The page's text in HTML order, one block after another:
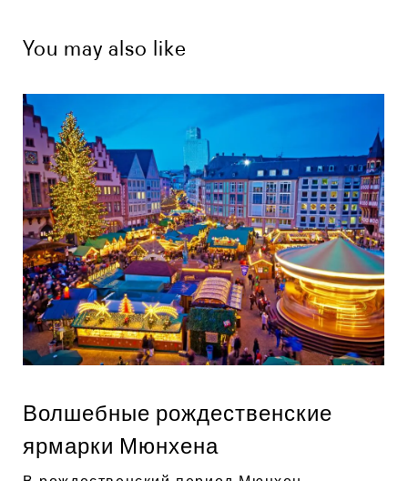
You may also like
Волшебные рождественские
ярмарки Мюнхена